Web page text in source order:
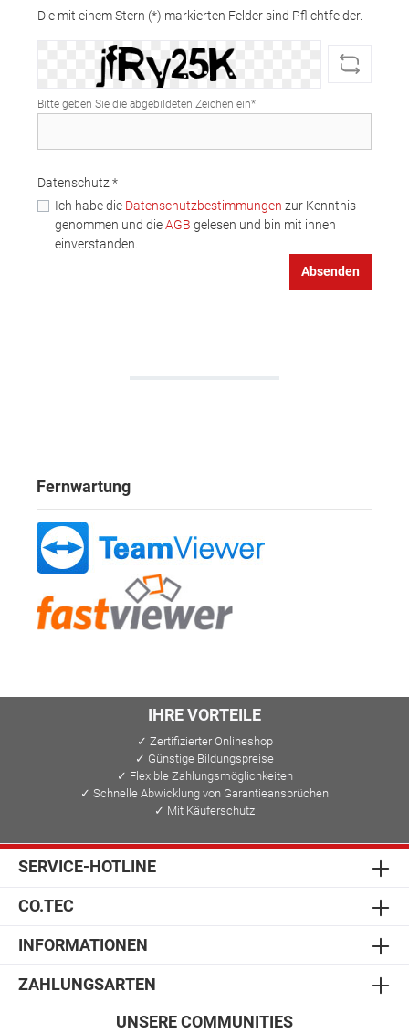
Die mit einem Stern (*) markierten Felder sind Pflichtfelder.
Bitte geben Sie die abgebildeten Zeichen ein*
Datenschutz *
Ich habe die Datenschutzbestimmungen zur Kenntnis
genommen und dieAGB gelesen und bin mit ihnen
einverstanden.
Absenden
Fernwartung
IHRE VORTEILE
✓ Zertifizierter Onlineshop
✓ Günstige Bildungspreise
✓ Flexible Zahlungsmöglichkeiten
✓ Schnelle Abwicklung von Garantieansprüchen
✓ Mit Käuferschutz
SERVICE-HOTLINE
CO.TEC
INFORMATIONEN
ZAHLUNGSARTEN
UNSERE COMMUNITIES